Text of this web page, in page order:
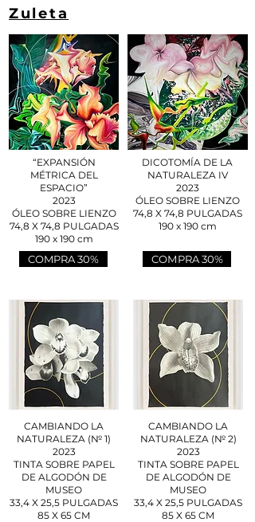
Zuleta
“EXPANSIÓN
MÉTRICA DEL
ESPACIO”
2023
ÓLEO SOBRE LIENZO
74,8 X 74,8 PULGADAS
190 x 190 cm
COMPRA 30%
CAMBIANDO LA
NATURALEZA (№ 1)
2023
TINTA SOBRE PAPEL
DE ALGODÓN DE
MUSEO
33,4 X 25,5 PULGADAS
85 X 65 CM
DICOTOMÍA DE LA
NATURALEZA IV
2023
ÓLEO SOBRE LIENZO
74,8 X 74,8 PULGADAS
190 x 190 cm
COMPRA 30%
CAMBIANDO LA
NATURALEZA (№ 2)
2023
TINTA SOBRE PAPEL
DE ALGODÓN DE
MUSEO
33,4 X 25,5 PULGADAS
85 X 65 CM